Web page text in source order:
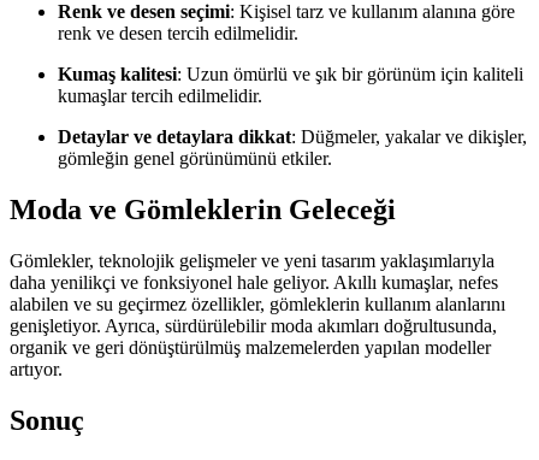
Renk ve desen seçimi: Kişisel tarz ve kullanım alanına göre
renk ve desen tercih edilmelidir.
Kumaş kalitesi: Uzun ömürlü ve şık bir görünüm için kaliteli
kumaşlar tercih edilmelidir.
Detaylar ve detaylara dikkat: Düğmeler, yakalar ve dikişler,
gömleğin genel görünümünü etkiler.
Moda ve Gömleklerin Geleceği
Gömlekler, teknolojik gelişmeler ve yeni tasarım yaklaşımlarıyla
daha yenilikçi ve fonksiyonel hale geliyor. Akıllı kumaşlar, nefes
alabilen ve su geçirmez özellikler, gömleklerin kullanım alanlarını
genişletiyor. Ayrıca, sürdürülebilir moda akımları doğrultusunda,
organik ve geri dönüştürülmüş malzemelerden yapılan modeller
artıyor.
Sonuç